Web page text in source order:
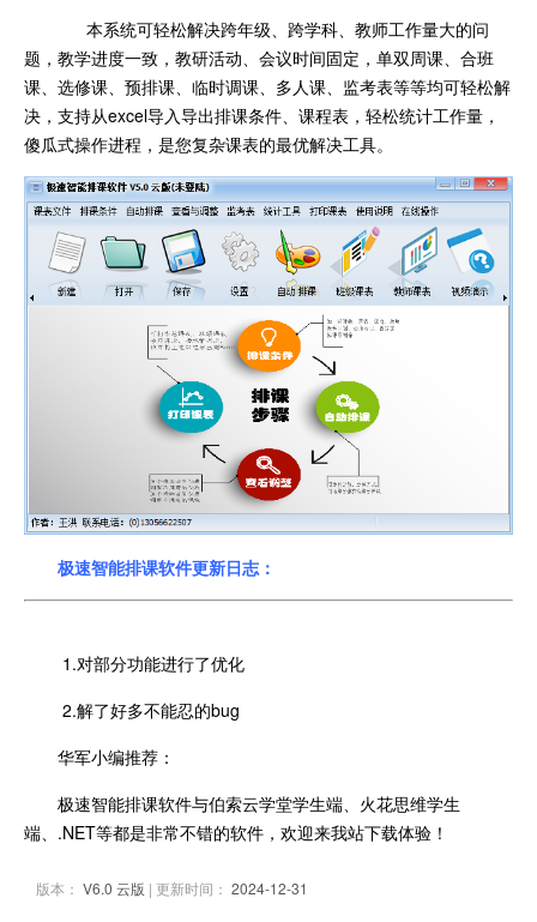
本系统可轻松解决跨年级、跨学科、教师工作量大的问
题，教学进度一致，教研活动、会议时间固定，单双周课、合班
课、选修课、预排课、临时调课、多人课、监考表等等均可轻松解
决，支持从excel导入导出排课条件、课程表，轻松统计工作量，
傻瓜式操作进程，是您复杂课表的最优解决工具。
极速智能排课软件更新日志：
1.对部分功能进行了优化
2.解了好多不能忍的bug
华军小编推荐：
极速智能排课软件与伯索云学堂学生端、火花思维学生
端、.NET等都是非常不错的软件，欢迎来我站下载体验！
版本： V6.0 云版 | 更新时间： 2024-12-31